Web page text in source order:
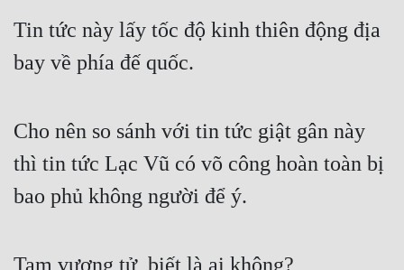
Tin tức này lấy tốc độ kinh thiên động địa
bay về phía đế quốc.
Cho nên so sánh với tin tức giật gân này
thì tin tức Lạc Vũ có võ công hoàn toàn bị
bao phủ không người để ý.
Tam vương tử, biết là ai không?